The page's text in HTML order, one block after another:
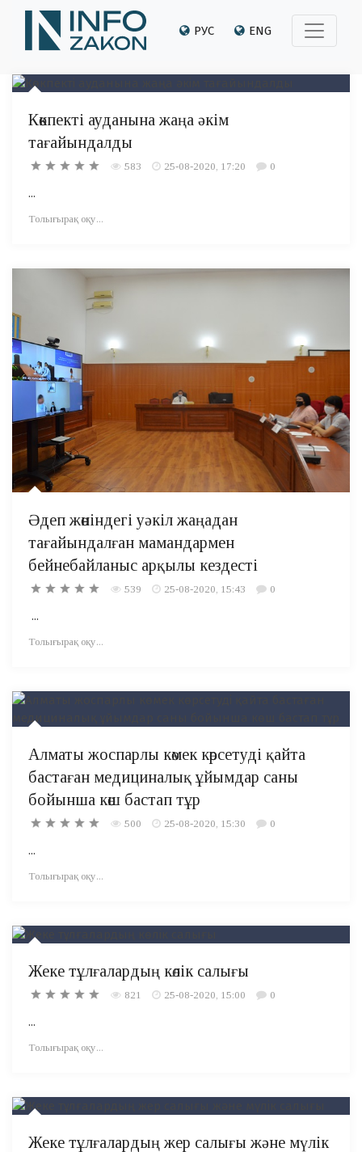
РУС ENG
Көкпекті ауданына жаңа әкім
тағайындалды
583 25-08-2020, 17:20 0
...
Толығырақ оқу...
Әдеп жөніндегі уәкіл жаңадан
тағайындалған мамандармен
бейнебайланыс арқылы кездесті
539 25-08-2020, 15:43 0
...
Толығырақ оқу...
Алматы жоспарлы көмек көрсетуді қайта
бастаған медициналық ұйымдар саны
бойынша көш бастап тұр
500 25-08-2020, 15:30 0
...
Толығырақ оқу...
Жеке тұлғалардың көлік салығы
821 25-08-2020, 15:00 0
...
Толығырақ оқу...
Жеке тұлғалардың жер салығы және мүлік